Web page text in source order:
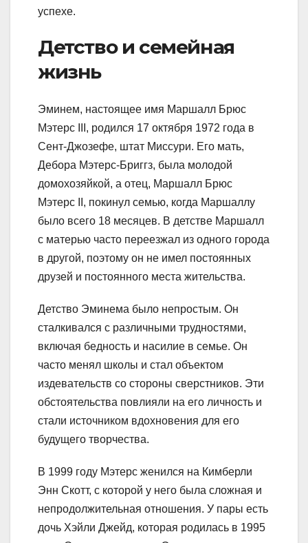
успехе.
Детство и семейная
жизнь
Эминем, настоящее имя Маршалл Брюс
Мэтерс III, родился 17 октября 1972 года в
Сент-Джозефе, штат Миссури. Его мать,
Дебора Мэтерс-Бриггз, была молодой
домохозяйкой, а отец, Маршалл Брюс
Мэтерс II, покинул семью, когда Маршаллу
было всего 18 месяцев. В детстве Маршалл
с матерью часто переезжал из одного города
в другой, поэтому он не имел постоянных
друзей и постоянного места жительства.
Детство Эминема было непростым. Он
сталкивался с различными трудностями,
включая бедность и насилие в семье. Он
часто менял школы и стал объектом
издевательств со стороны сверстников. Эти
обстоятельства повлияли на его личность и
стали источником вдохновения для его
будущего творчества.
В 1999 году Мэтерс женился на Кимберли
Энн Скотт, с которой у него была сложная и
непродолжительная отношения. У пары есть
дочь Хэйли Джейд, которая родилась в 1995